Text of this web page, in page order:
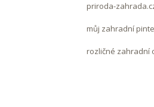
priroda-
můj zahradní
rozličné zahradní